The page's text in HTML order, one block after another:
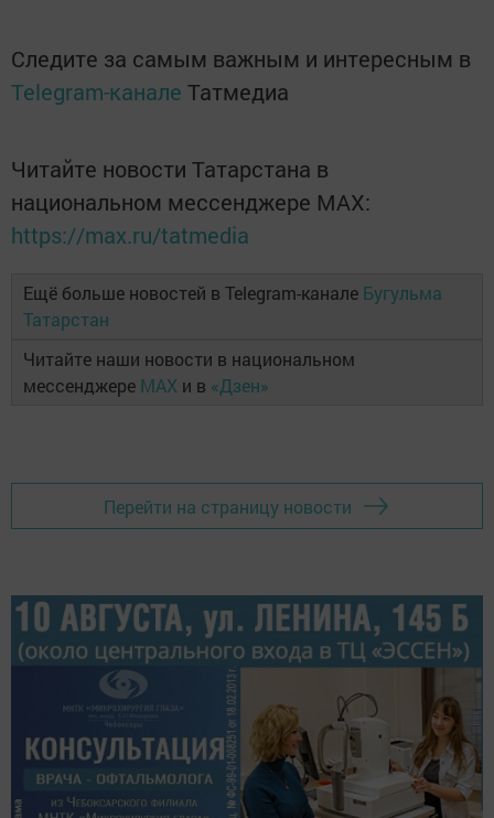
Следите за самым важным и интересным в
Telegram-канале Татмедиа
Читайте новости Татарстана в
национальном мессенджере MАХ:
https://max.ru/tatmedia
Ещё больше новостей в Telegram-канале Бугульма
Татарстан
Читайте наши новости в национальном
мессенджере MAX и в «Дзен»
Перейти на страницу новости